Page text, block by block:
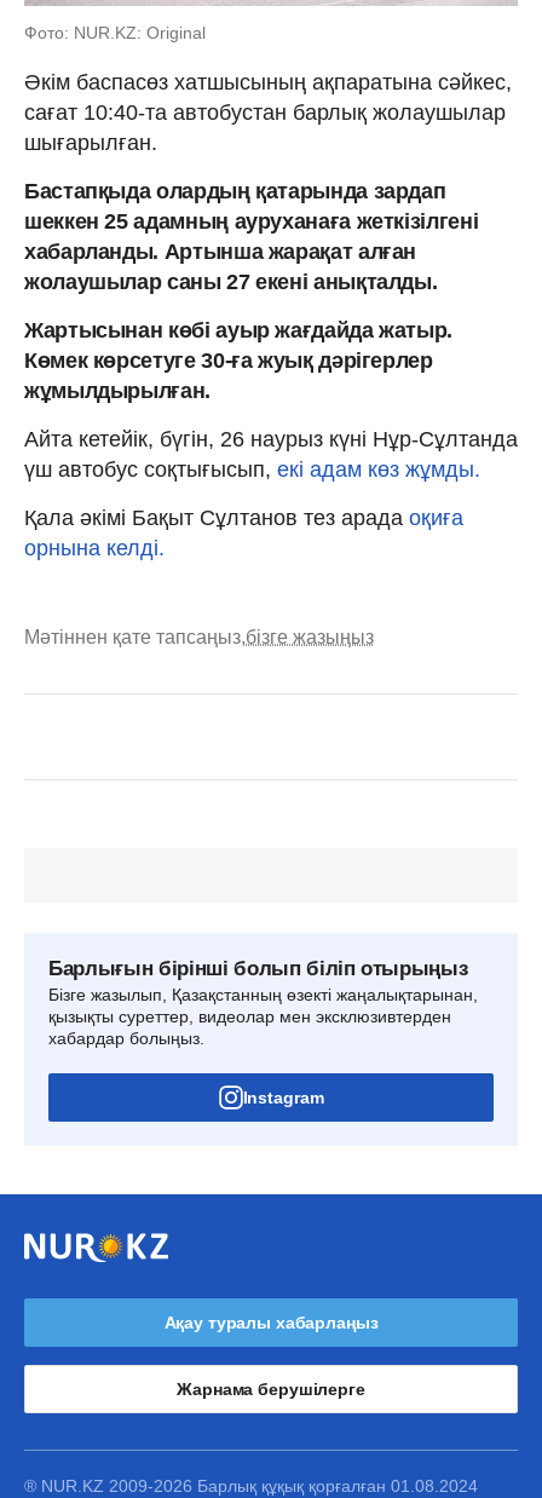
Фото: NUR.KZ: Original
Әкім баспасөз хатшысының ақпаратына сәйкес,
сағат 10:40-та автобустан барлық жолаушылар
шығарылған.
Бастапқыда олардың қатарында зардап
шеккен 25 адамның ауруханаға жеткізілгені
хабарланды. Артынша жарақат алған
жолаушылар саны 27 екені анықталды.
Жартысынан көбі ауыр жағдайда жатыр.
Көмек көрсетуге 30-ға жуық дәрігерлер
жұмылдырылған.
Айта кетейік, бүгін, 26 наурыз күні Нұр-Сұлтанда
үш автобус соқтығысып, екі адам көз жұмды.
Қала әкімі Бақыт Сұлтанов тез арада оқиға
орнына келді.
Мәтіннен қате тапсаңыз,бізге жазыңыз
Барлығын бірінші болып біліп отырыңыз
Бізге жазылып, Қазақстанның өзекті жаңалықтарынан,
қызықты суреттер, видеолар мен эксклюзивтерден
хабардар болыңыз.
Instagram
Ақау туралы хабарлаңыз
Жарнама берушілерге
® NUR.KZ 2009-2026 Барлық құқық қорғалған 01.08.2024